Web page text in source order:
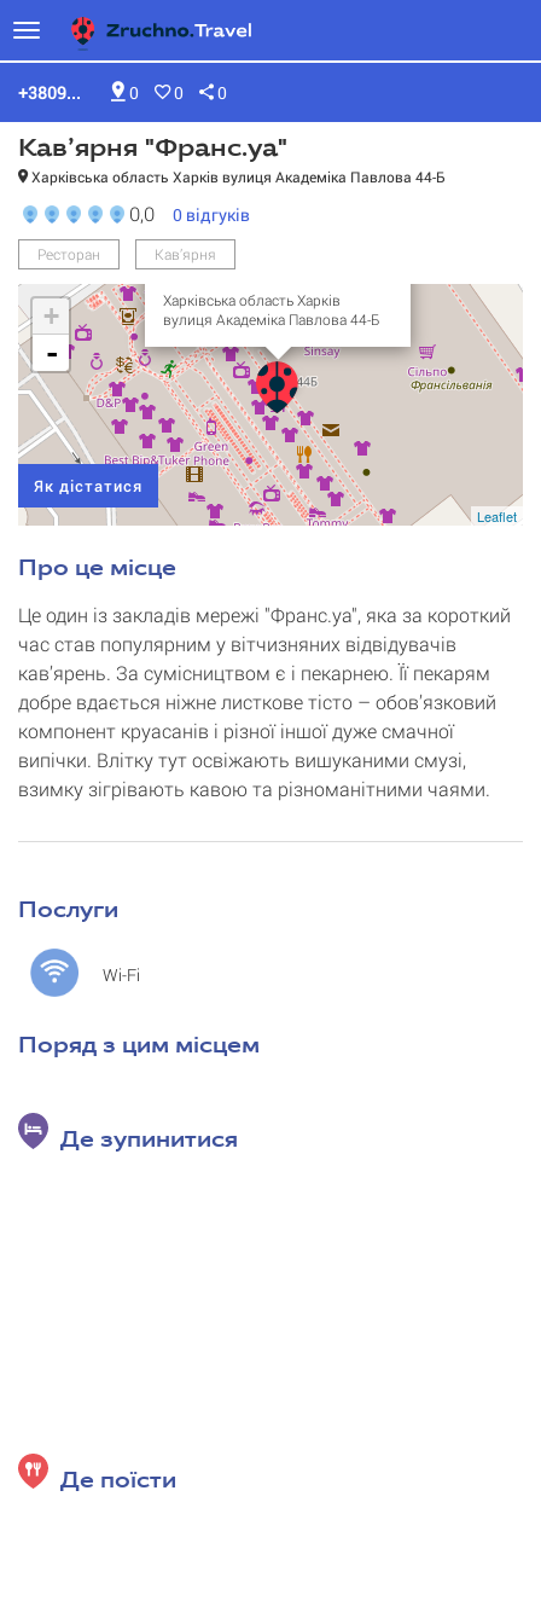
0 0 0
+3809...
Кав’ярня "Франс.уа"
Харківська область Харків вулиця Академіка Павлова 44-Б
0,0 0 відгуків
Ресторан Кав’ярня
Кав’ярня "Франс.уа"
Харківська область Харків
вулиця Академіка Павлова 44-Б
+
-
Leaflet
Як дістатися
Про це місце
Це один із закладів мережі "Франс.уа", яка за короткий
час став популярним у вітчизняних відвідувачів
кав’ярень. За сумісництвом є і пекарнею. Її пекарям
добре вдається ніжне листкове тісто – обов’язковий
компонент круасанів і різної іншої дуже смачної
випічки. Влітку тут освіжають вишуканими смузі,
взимку зігрівають кавою та різноманітними чаями.
Послуги
Wi-Fi
Поряд з цим місцем
Де зупинитися
Де поїсти